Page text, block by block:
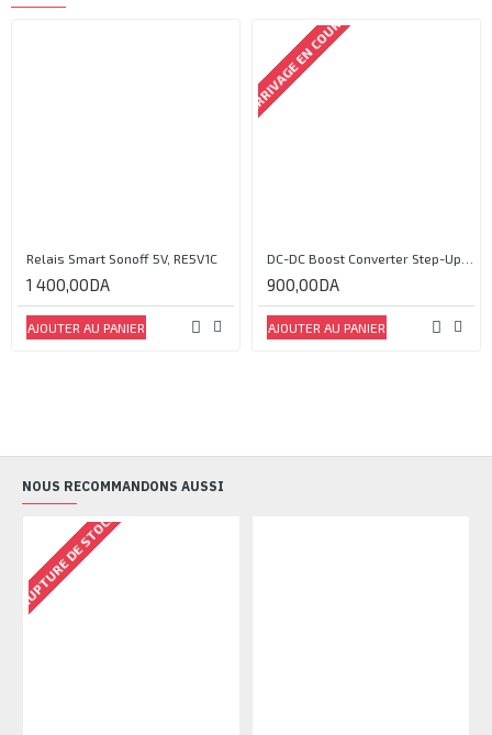
Relais Smart Sonoff 5V, RE5V1C
1 400,00DA
AJOUTER AU PANIER
ARRIVAGE EN COURS
900,00DA
AJOUTER AU PANIER
NOUS RECOMMANDONS AUSSI
RUPTURE DE STOCK